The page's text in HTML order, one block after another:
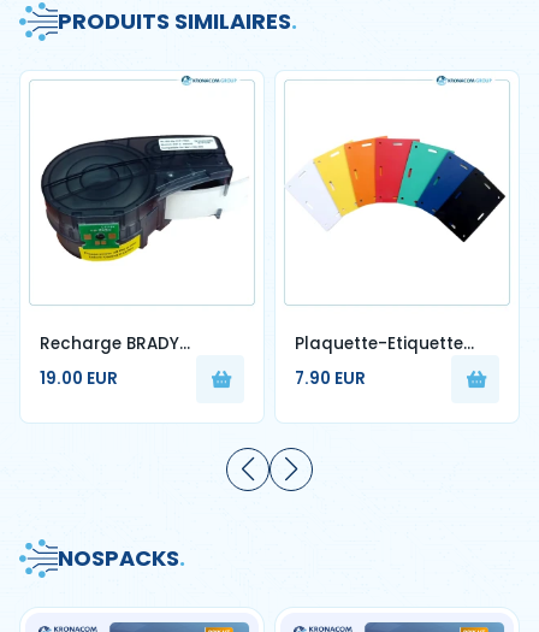
PRODUITS SIMILAIRES.
Recharge BRADY
adaptable M210 -750 –
19.1mm
19.00 EUR
Plaquette-Etiquette
CH-M PE Multi-couleur
À Frapper – 100 Pcs
7.90 EUR
NOSPACKS.